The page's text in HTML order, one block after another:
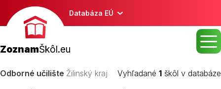
Databáza EÚ
ZoznamŠkôl.eu
Odborné učilište Žilinský kraj Vyhľadané 1 škôl v databáze